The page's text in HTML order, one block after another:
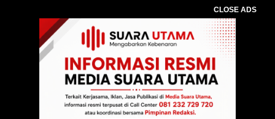
CLOSE ADS